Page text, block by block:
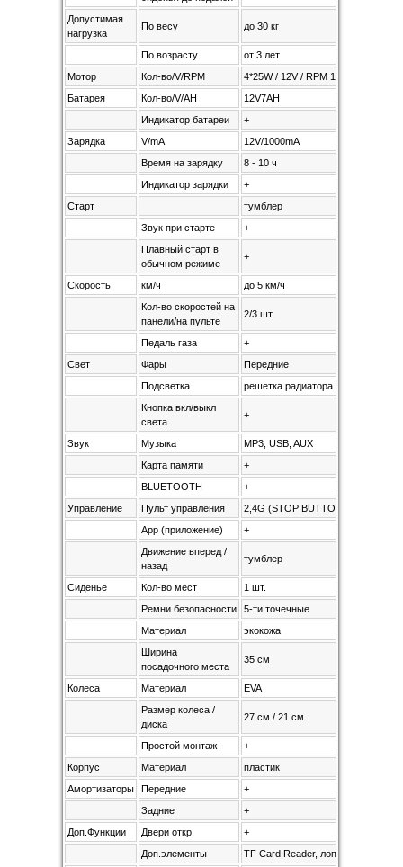
Допустимая
нагрузка
По весу до 30 кг
По возрасту
от 3 лет
Мотор
Кол-во/V/RPM
4*25W / 12V / RPM 17000
Батарея
Кол-во/V/AH
12V7AH
Индикатор батареи
+
Зарядка
V/mA
12V/1000mA
Время на зарядку
8 - 10 ч
Индикатор зарядки
+
Старт
тумблер
Звук при старте
+
Плавный старт в
обычном режиме
+
Скорость км/ч
до 5 км/ч
Кол-во скоростей на
панели/на пульте
2/3 шт.
Педаль газа
+
Свет
Фары
Передние
Подсветка
решетка радиатора
Кнопка вкл/выкл
света
+
Звук Музыка
MP3, USB, AUX
Карта памяти
+
BLUETOOTH
+
Управление
Пульт управления
2,4G (STOP BUTTON)
App (приложение)
+
Движение вперед /
назад
тумблер
Сиденье Кол-во мест
1 шт.
Ремни безопасности
5-ти точечные
Материал
экокожа
Ширина
посадочного места
35 см
Колеса Материал
EVA
Размер колеса /
диска
27 см / 21 см
Простой монтаж
+
Корпус
Материал
пластик
Амортизаторы
Передние
+
Задние
+
Доп.Функции
Двери откр.
+
Доп.элементы
TF Card Reader, лопата